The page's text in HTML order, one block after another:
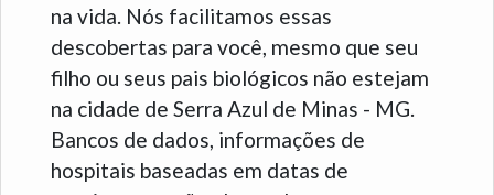
na vida. Nós facilitamos essas
descobertas para você, mesmo que seu
filho ou seus pais biológicos não estejam
na cidade de Serra Azul de Minas - MG.
Bancos de dados, informações de
hospitais baseadas em datas de